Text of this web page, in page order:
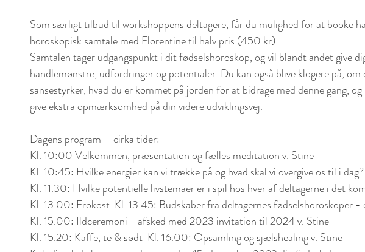
Som særligt tilbud til workshoppens deltagere, får du mulighed for at booke
horoskopisk samtale med Florentine til halv pris (450 kr).
Samtalen tager udgangspunkt i dit fødselshoroskop, og vil blandt andet give
handlemønstre, udfordringer og potentialer. Du kan også blive klogere på,
sansestyrker, hvad du er kommet på jorden for at bidrage med denne gang,
give ekstra opmærksomhed på din videre udviklingsvej.
Dagens program – cirka tider:
Kl. 10:00 Velkommen, præsentation og fælles meditation v. Stine
Kl. 10:45: Hvilke energier kan vi trække på og hvad skal vi overgive os til i
Kl. 11.30: Hvilke potentielle livstemaer er i spil hos hver af deltagerne i det
Kl. 13.00: Frokost  Kl. 13.45: Budskaber fra deltagernes fødselshoroskoper
Kl. 15.00: Ildceremoni - afsked med 2023 invitation til 2024 v. Stine
Kl. 15.20: Kaffe, te & sødt  Kl. 16.00: Opsamling og sjælshealing v. Stine